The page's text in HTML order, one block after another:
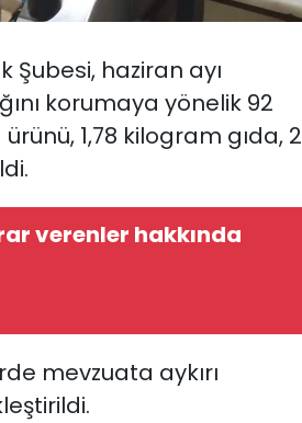
Şubesi, haziran ayı
korumaya yönelik 92
1,78 kilogram gıda, 2
verenler hakkında
mevzuata aykırı